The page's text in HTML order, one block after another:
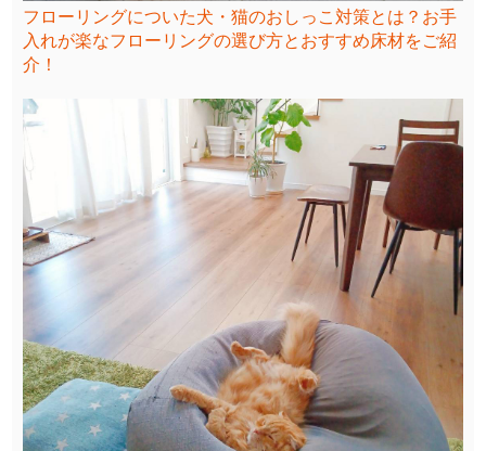
フローリングについた犬・猫のおしっこ対策とは？お手
入れが楽なフローリングの選び方とおすすめ床材をご紹
介！